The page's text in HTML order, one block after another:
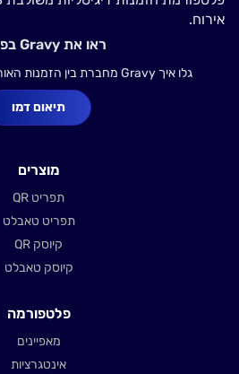
אירוח.
ראו את Gravy בפעולה
גלו איך Gravy מחברת בין הזמנות האורחים לתפעול המסעדה.
תיאום דמו
מוצרים
תפריט QR
תפריט טאבלט
קיוסק QR
קיוסק טאבלט
פלטפורמה
מאפיינים
אינטגרציות